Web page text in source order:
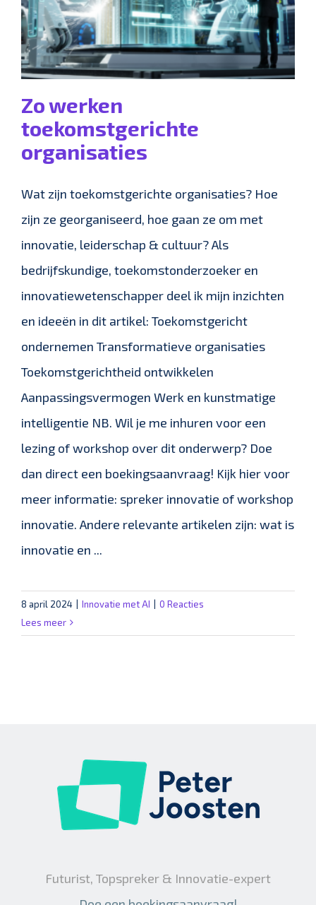
Zo werken
toekomstgerichte
organisaties
Wat zijn toekomstgerichte organisaties? Hoe
zijn ze georganiseerd, hoe gaan ze om met
innovatie, leiderschap & cultuur? Als
bedrijfskundige, toekomstonderzoeker en
innovatiewetenschapper deel ik mijn inzichten
en ideeën in dit artikel: Toekomstgericht
ondernemen Transformatieve organisaties
Toekomstgerichtheid ontwikkelen
Aanpassingsvermogen Werk en kunstmatige
intelligentie NB. Wil je me inhuren voor een
lezing of workshop over dit onderwerp? Doe
dan direct een boekingsaanvraag! Kijk hier voor
meer informatie: spreker innovatie of workshop
innovatie. Andere relevante artikelen zijn: wat is
innovatie en ...
8 april 2024 Innovatie met AI
0 Reacties
Lees meer
Futurist, Topspreker & Innovatie-expert